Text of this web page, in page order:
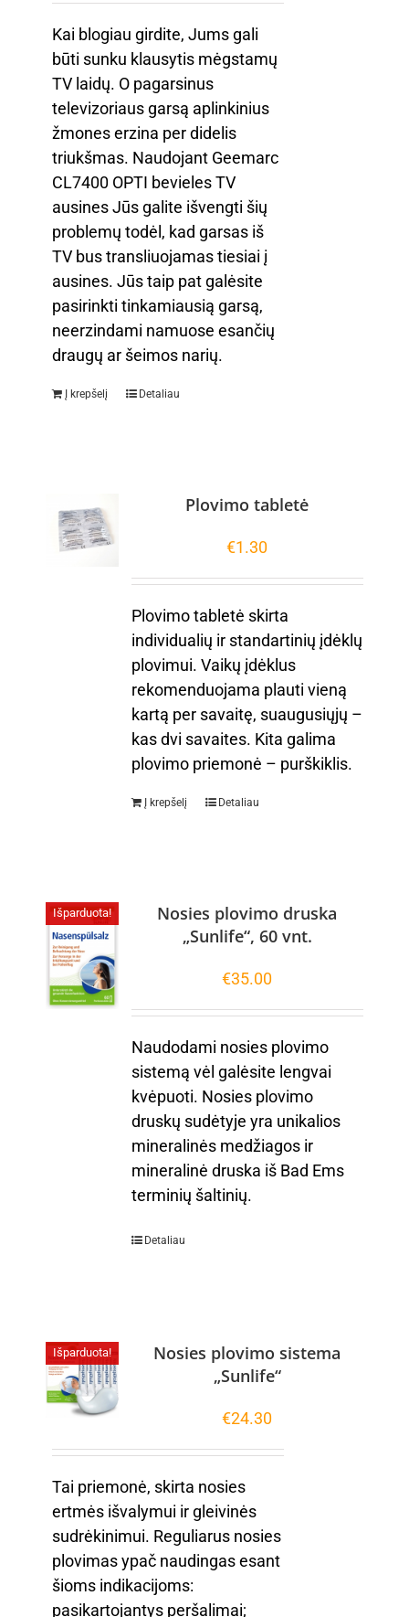
Kai blogiau girdite, Jums gali
būti sunku klausytis mėgstamų
TV laidų. O pagarsinus
televizoriaus garsą aplinkinius
žmones erzina per didelis
triukšmas. Naudojant Geemarc
CL7400 OPTI bevieles TV
ausines Jūs galite išvengti šių
problemų todėl, kad garsas iš
TV bus transliuojamas tiesiai į
ausines. Jūs taip pat galėsite
pasirinkti tinkamiausią garsą,
neerzindami namuose esančių
draugų ar šeimos narių.
Į krepšelį Detaliau
Plovimo tabletė
€1.30
Plovimo tabletė skirta
individualių ir standartinių įdėklų
plovimui. Vaikų įdėklus
rekomenduojama plauti vieną
kartą per savaitę, suaugusiųjų –
kas dvi savaites. Kita galima
plovimo priemonė – purškiklis.
Į krepšelį Detaliau
Išparduota!
Nosies plovimo druska
„Sunlife“, 60 vnt.
€35.00
Naudodami nosies plovimo
sistemą vėl galėsite lengvai
kvėpuoti. Nosies plovimo
druskų sudėtyje yra unikalios
mineralinės medžiagos ir
mineralinė druska iš Bad Ems
terminių šaltinių.
Detaliau
Išparduota!
Nosies plovimo sistema
„Sunlife“
€24.30
Tai priemonė, skirta nosies
ertmės išvalymui ir gleivinės
sudrėkinimui. Reguliarus nosies
plovimas ypač naudingas esant
šioms indikacijoms:
pasikartojantys peršalimai;